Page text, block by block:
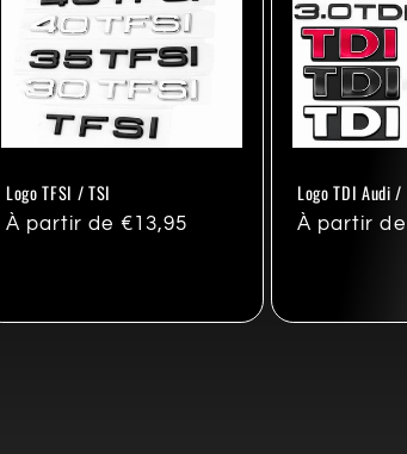
Logo TFSI / TSI
Prix
À partir de €13,95
Logo TDI Audi /
Prix
À partir